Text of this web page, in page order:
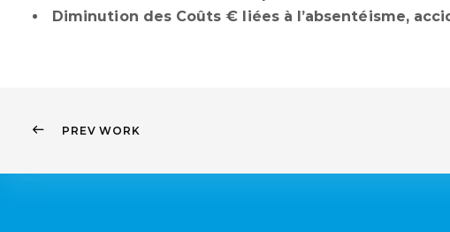
Diminution des Coûts € liées à l’absentéisme,
PREV WORK